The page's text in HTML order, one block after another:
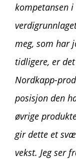
kompetansen
meg, som har
tidligere, er
Nordkapp-
posisjon den
øvrige
gir dette et
vekst. Jeg ser